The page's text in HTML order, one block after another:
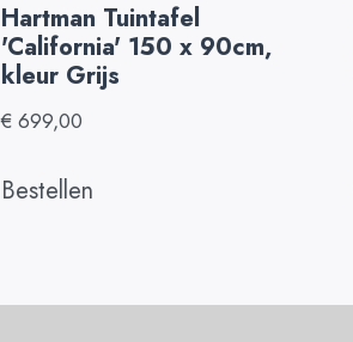
Hartman Tuintafel
'California' 150 x 90cm,
kleur Grijs
€ 699,00
Bestellen